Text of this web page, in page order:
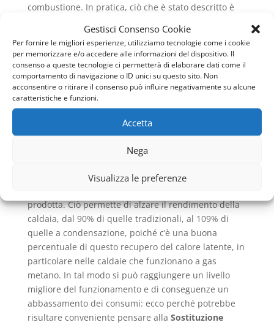
Gestisci Consenso Cookie
Per fornire le migliori esperienze, utilizziamo tecnologie come i cookie
per memorizzare e/o accedere alle informazioni del dispositivo. Il
consenso a queste tecnologie ci permetterà di elaborare dati come il
comportamento di navigazione o ID unici su questo sito. Non
acconsentire o ritirare il consenso può influire negativamente su alcune
caratteristiche e funzioni.
Accetta
Nega
Visualizza le preferenze
combustione. In pratica, ciò che è stato descritto è
convenzionale, che molti ancora possiedono nella
propria abitazione. La scoperta di un nuovo metodo
di funzionamento, ha però superato un limite,
ovvero quello della formazione di vapore acqueo che
veniva poi espulso. Si parla infatti di condensazione,
cioè partendo dallo stesso principio della
combustione, i fumi passando attraverso lo
scambiatore, vengono invece raffreddati, così che
non avvenga il passaggio al vapore acqueo,
energia termica e pertanto denominata calore
prodotta. Ciò permette di alzare il rendimento della
caldaia, dal 90% di quelle tradizionali, al 109% di
quelle a condensazione, poiché c’è una buona
percentuale di questo recupero del calore latente, in
particolare nelle caldaie che funzionano a gas
metano. In tal modo si può raggiungere un livello
migliore del funzionamento e di conseguenze un
abbassamento dei consumi: ecco perché potrebbe
risultare conveniente pensare alla Sostituzione